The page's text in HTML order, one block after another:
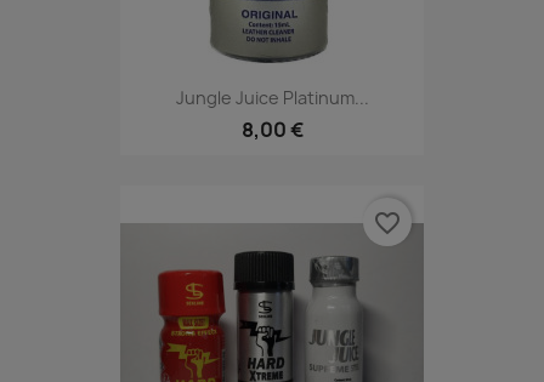
Jungle Juice Platinum...
8,00 €
favorite_border